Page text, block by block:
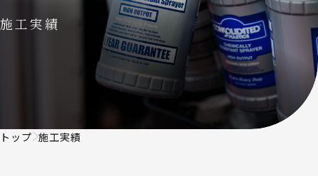
施工実績
トップ 施工実績